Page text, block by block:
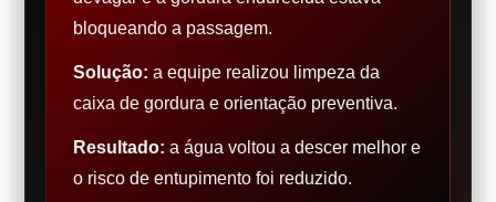
bloqueando a passagem.
Solução: a equipe realizou limpeza da
caixa de gordura e orientação preventiva.
Resultado: a água voltou a descer melhor e
o risco de entupimento foi reduzido.